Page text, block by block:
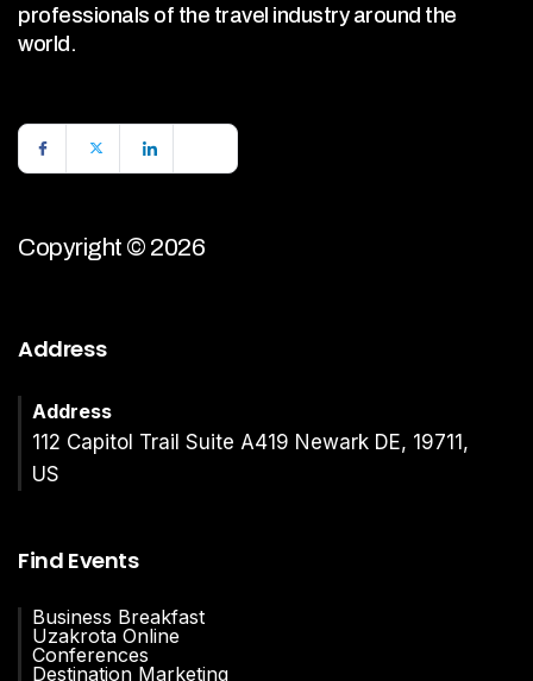
professionals of the travel industry around the
world.
Copyright © 2026
Address
Address
112 Capitol Trail Suite A419 Newark DE, 19711,
US
Find Events
Business Breakfast
Uzakrota Online
Conferences
Destination Marketing